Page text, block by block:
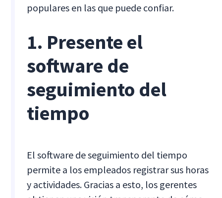
populares en las que puede confiar.
1. Presente el
software de
seguimiento del
tiempo
El software de seguimiento del tiempo
permite a los empleados registrar sus horas
y actividades. Gracias a esto, los gerentes